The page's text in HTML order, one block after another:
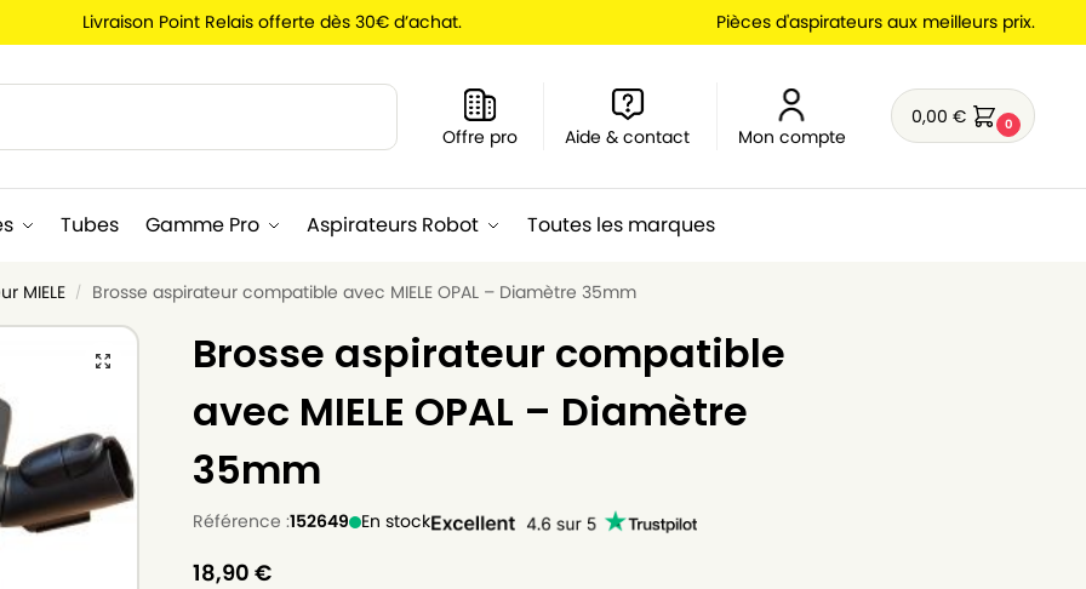
Livraison Point Relais offerte dès 30€ d’achat. Pièces d'aspirateurs aux meilleurs prix.
Offre pro Aide & contact Mon compte
0,00€ 0
Tubes Gamme Pro Aspirateurs Robot Toutes les marques
MIELE / Brosse aspirateur compatible avec MIELE OPAL – Diamètre 35mm
Brosse aspirateur compatible
avec MIELE OPAL – Diamètre
35mm
Référence :152649 En stock
18,90 €